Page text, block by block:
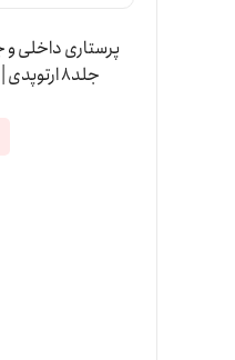
جلد8 ارتوپدی | دکتر ناهید دهقان نیری